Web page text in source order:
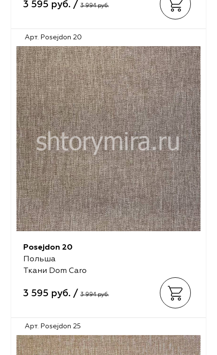
3 595 руб. / 3 994 руб.
Арт. Posejdon 20
Posejdon 20
Польша
Ткани Dom Caro
3 595 руб. / 3 994 руб.
Арт. Posejdon 25